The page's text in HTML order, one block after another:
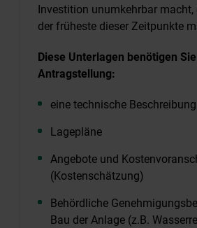
Investition unumkehrbar macht,
der früheste dieser Zeitpunkte
Diese Unterlagen benötigen
Antragstellung:
eine technische Beschreibung
Lagepläne
Angebote und
(Kostenschätzung)
Behördliche
Bau der Anlage (z.B.